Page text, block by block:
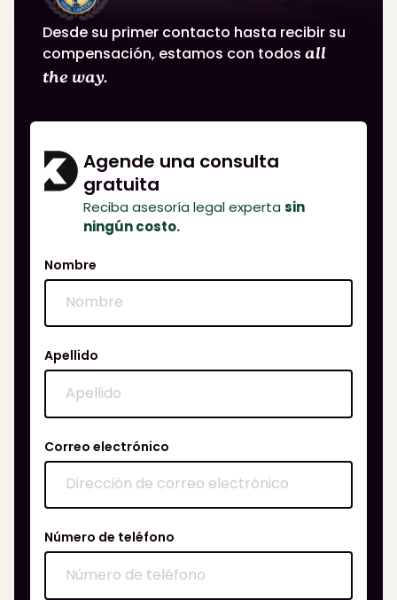
Desde su primer contacto hasta recibir su
compensación, estamos con todos all
the way.
Agende una consulta
gratuita
Reciba asesoría legal experta sin
ningún costo.
Nombre
Apellido
Correo electrónico
Número de teléfono